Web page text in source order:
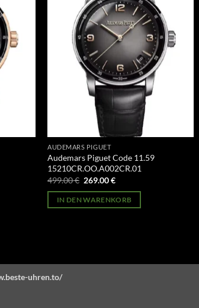
AUDEMARS PIGUET
Audemars Piguet Code 11.59
15210CR.OO.A002CR.01
499.00€ Ursprünglicher
war:
499.00 €
269.00€Aktueller
ist:
269.00 €.
IN DEN WARENKORB
uhren.to/